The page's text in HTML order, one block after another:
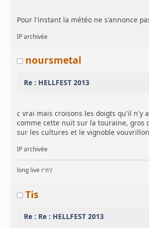
Pour l'instant la météo ne s'annonce
IP archivée
noursmetal
Re : HELLFEST 2013
c vrai mais croisons les doigts qu'il n'y
comme cette nuit sur la touraine, gros
sur les cultures et le vignoble
IP archivée
long live r'n'r
Tis
Re : Re : HELLFEST 2013